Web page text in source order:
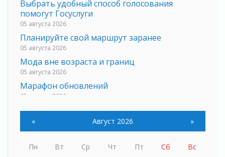
Выбрать удобный способ голосования
помогут Госуслуги
05 августа 2026
Планируйте свой маршрут заранее
05 августа 2026
Мода вне возраста и границ
05 августа 2026
Марафон обновлений
05 августа 2026
Добровольцы огненного фронта
05 августа 2026
С заботой о здоровье
05 августа 2026
« Август 2026 »
Пн Вт Ср Чт Пт Сб
Вс